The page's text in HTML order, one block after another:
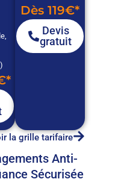
Dès 119€*
Devis
gratuit
la grille tarifaire
Anti-
Sécurisée